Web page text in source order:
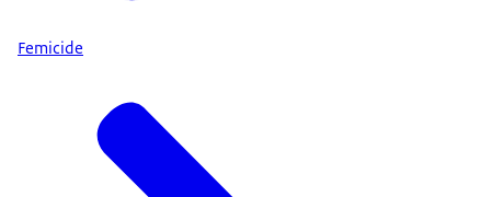
Femicide